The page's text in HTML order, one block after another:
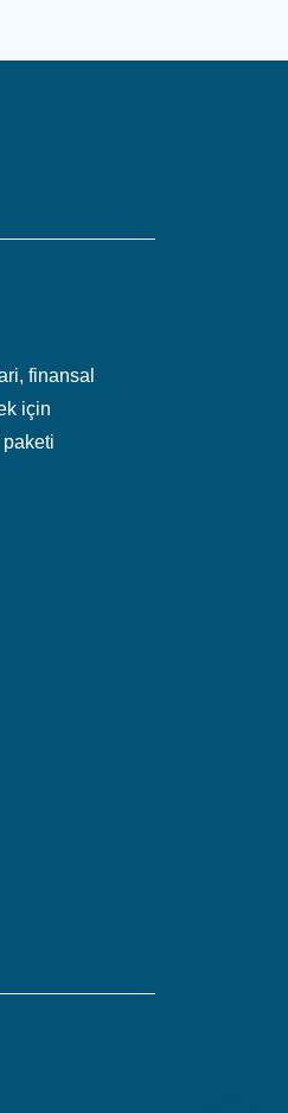
finansal
için
paketi